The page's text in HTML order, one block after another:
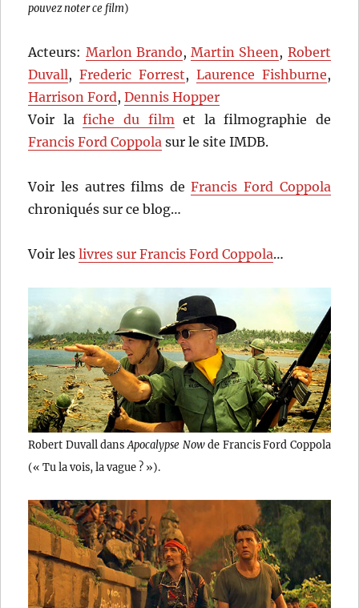
pouvez noter ce film)
Acteurs: Marlon Brando,Martin Sheen , Robert
Duvall,Frederic Forrest, Laurence Fishburne,
Harrison Ford,Dennis Hopper
Voir lafiche du film et la filmographie de
Francis Ford Coppola sur le site IMDB.
Voir les autres films deFrancis Ford Coppola
chroniqués sur ce blog…
Voir leslivres sur Francis Ford Coppola…
Robert Duvall dans Apocalypse Nowde Francis Ford Coppola
(« Tu la vois, la vague ? »).